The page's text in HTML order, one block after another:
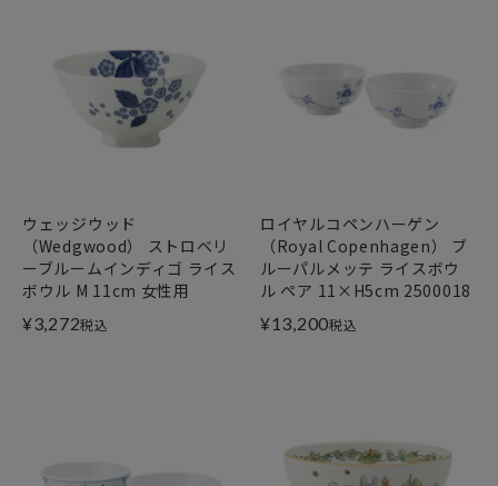
ウェッジウッド
（Wedgwood） ストロベリ
ーブルームインディゴ ライス
ボウル M 11cm 女性用
¥3,272税込
ロイヤルコペンハーゲン
（Royal Copenhagen） ブ
ルーパルメッテ ライスボウ
ル ペア 11×H5cm 2500018
¥13,200税込